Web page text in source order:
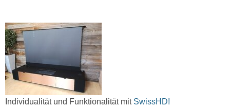
Individualität und Funktionalität mitSwissHD!